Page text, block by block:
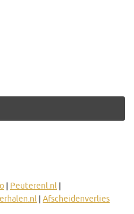
| Peuterenl.nl |
| Afscheidenverlies